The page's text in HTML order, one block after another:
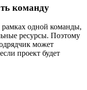
команду
рамках одной команды,
ресурсы. Поэтому
может
проект будет